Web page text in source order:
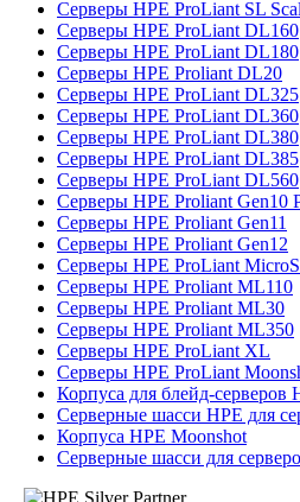
Серверы HPE ProLiant SL
Серверы HPE ProLiant DL160
Серверы HPE ProLiant DL180
Серверы HPE Proliant DL20
Серверы HPE ProLiant DL325
Серверы HPE ProLiant DL360
Серверы HPE ProLiant DL380
Серверы HPE ProLiant DL385
Серверы HPE ProLiant DL560
Серверы HPE Proliant Gen10
Серверы HPE Proliant Gen11
Серверы HPE Proliant Gen12
Серверы HPE ProLiant
Серверы HPE Proliant ML110
Серверы HPE Proliant ML30
Серверы HPE Proliant ML350
Серверы HPE ProLiant XL
Серверы HPE ProLiant
Корпуса для блейд-серверов
Серверные шасси HPE для
Корпуса HPE Moonshot
Серверные шасси для